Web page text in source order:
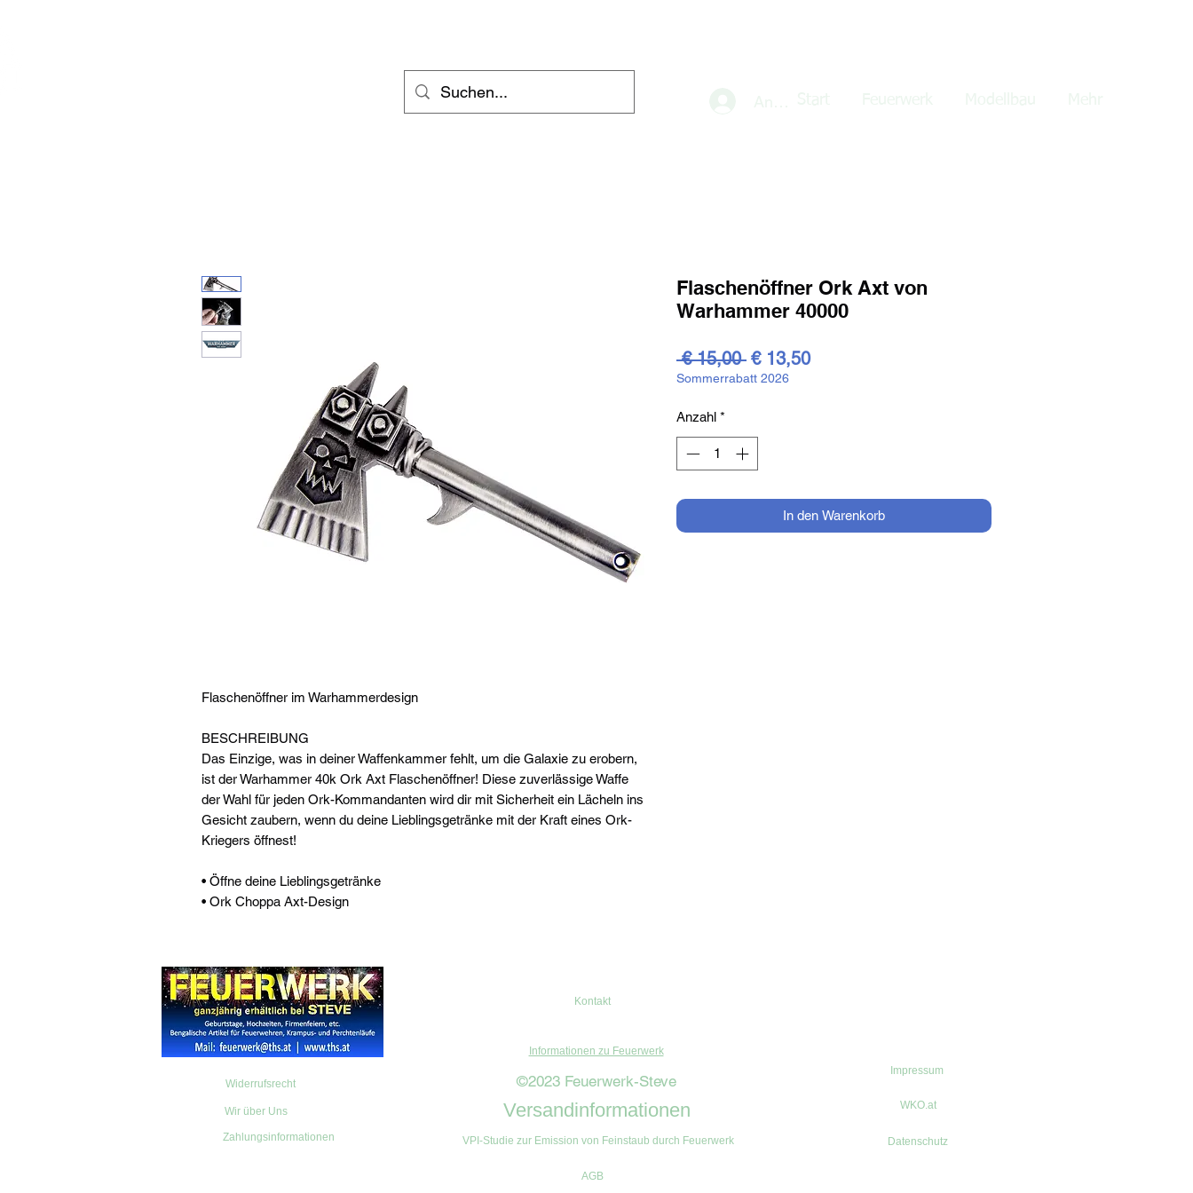
Flaschenöffner im Warhammerdesign
BESCHREIBUNG
Das Einzige, was in deiner Waffenkammer fehlt, um die Galaxie zu erobern,
ist der Warhammer 40k Ork Axt Flaschenöffner! Diese zuverlässige Waffe
der Wahl für jeden Ork-Kommandanten wird dir mit Sicherheit ein Lächeln ins
Gesicht zaubern, wenn du deine Lieblingsgetränke mit der Kraft eines Ork-
Kriegers öffnest!
• Öffne deine Lieblingsgetränke
• Ork Choppa Axt-Design
Flaschenöffner Ork Axt von
Warhammer 40000
€ 15,00 Standardpreis
€ 13,50Sale-
Sommerrabatt 2026
Anzahl *
In den Warenkorb
Widerrufsrecht
Wir über Uns
Zahlungsinformationen
Kontakt
Informationen zu Feuerwerk
©2023 Feuerwerk-Steve
Versandinformationen
VPI-Studie zur Emission von Feinstaub durch Feuerwerk
AGB
Impressum
WKO.at
Datenschutz